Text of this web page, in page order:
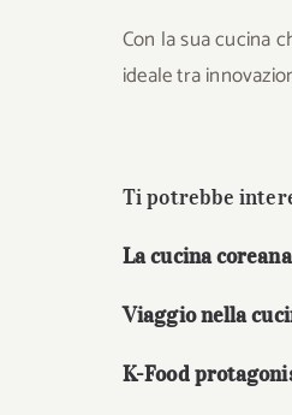
Con la sua cucina
ideale tra
Ti potrebbe
La cucina
Viaggio nella
K-Food